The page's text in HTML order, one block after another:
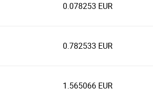
0.078253 EUR
0.782533 EUR
1.565066 EUR